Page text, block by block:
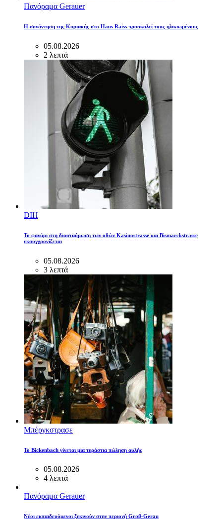
Πανόραμα Gerauer
Η συνάντηση της Κυριακής στο Haus Raiss προσκαλεί τους ηλικιωμένους
05.08.2026
2 λεπτά
DIH
Το φανάρι στη διασταύρωση των οδών Kasinostrasse και Bismarckstrasse
εκσυγχρονίζεται
05.08.2026
3 λεπτά
Μπέργκστρασε
Το Bickenbach γίνεται μια τεράστια πώληση αυλής
05.08.2026
4 λεπτά
Πανόραμα Gerauer
Νέοι εκπαιδευόμενοι ξεκινούν στην περιοχή Groß-Gerau